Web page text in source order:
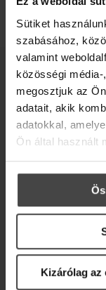
Sütiket
szabásához,
valamint
közösségi
megosztjuk az
adatait, akik
adatokkal,
Ön által használt
Kizárólag az
10%